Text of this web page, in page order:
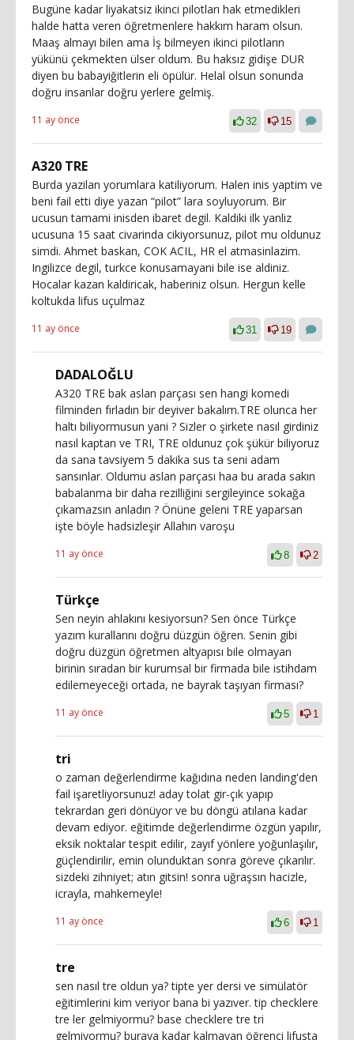
Bugüne kadar liyakatsiz ikinci pilotları hak etmedikleri
halde hatta veren öğretmenlere hakkım haram olsun.
Maaş almayı bilen ama İş bilmeyen ikinci pilotların
yükünü çekmekten ülser oldum. Bu haksız gidişe DUR
diyen bu babayiğitlerin eli öpülür. Helal olsun sonunda
doğru insanlar doğru yerlere gelmiş.
11 ay önce 32 15
A320 TRE
Burda yazilan yorumlara katiliyorum. Halen inis yaptim ve
beni fail etti diye yazan “pilot” lara soyluyorum. Bir
ucusun tamami inisden ibaret degil. Kaldiki ilk yanliz
ucusuna 15 saat civarinda cikiyorsunuz, pilot mu oldunuz
simdi. Ahmet baskan, COK ACIL, HR el atmasinlazim.
Ingilizce degil, turkce konusamayani bile ise aldiniz.
Hocalar kazan kaldiricak, haberiniz olsun. Hergun kelle
koltukda lifus uçulmaz
11 ay önce 31 19
DADALOĞLU
A320 TRE bak aslan parçası sen hangi komedi
filminden fırladın bir deyiver bakalım.TRE olunca her
haltı biliyormusun yani ? Sizler o şirkete nasıl girdiniz
nasıl kaptan ve TRI, TRE oldunuz çok şükür biliyoruz
da sana tavsiyem 5 dakika sus ta seni adam
sansınlar. Oldumu aslan parçası haa bu arada sakın
babalanma bir daha rezilliğini sergileyince sokağa
çıkamazsın anladın ? Önüne geleni TRE yaparsan
işte böyle hadsizleşir Allahın varoşu
11 ay önce 8 2
Türkçe
Sen neyin ahlakını kesiyorsun? Sen önce Türkçe
yazım kurallarını doğru düzgün öğren. Senin gibi
doğru düzgün öğretmen altyapısı bile olmayan
birinin sıradan bir kurumsal bir firmada bile istihdam
edilemeyeceği ortada, ne bayrak taşıyan firması?
11 ay önce 5 1
tri
o zaman değerlendirme kağıdına neden landing'den
fail işaretliyorsunuz! aday tolat gir-çık yapıp
tekrardan geri dönüyor ve bu döngü atılana kadar
devam ediyor. eğitimde değerlendirme özgün yapılır,
eksik noktalar tespit edilir, zayıf yönlere yoğunlaşılır,
güçlendirilir, emin olunduktan sonra göreve çıkarılır.
sizdeki zihniyet; atın gitsin! sonra uğraşsın hacizle,
icrayla, mahkemeyle!
11 ay önce 6 1
tre
sen nasıl tre oldun ya? tipte yer dersi ve simülatör
eğitimlerini kim veriyor bana bi yazıver. tip checklere
tre ler gelmiyormu? base checklere tre tri
gelmiyormu? buraya kadar kalmayan öğrenci lifusta